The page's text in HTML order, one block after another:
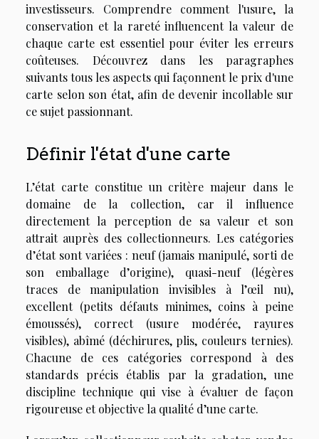
investisseurs. Comprendre comment l'usure, la
conservation et la rareté influencent la valeur de
chaque carte est essentiel pour éviter les erreurs
coûteuses. Découvrez dans les paragraphes
suivants tous les aspects qui façonnent le prix d'une
carte selon son état, afin de devenir incollable sur
ce sujet passionnant.
Définir l'état d'une carte
L’état carte constitue un critère majeur dans le
domaine de la collection, car il influence
directement la perception de sa valeur et son
attrait auprès des collectionneurs. Les catégories
d’état sont variées : neuf (jamais manipulé, sorti de
son emballage d’origine), quasi-neuf (légères
traces de manipulation invisibles à l’œil nu),
excellent (petits défauts minimes, coins à peine
émoussés), correct (usure modérée, rayures
visibles), abîmé (déchirures, plis, couleurs ternies).
Chacune de ces catégories correspond à des
standards précis établis par la gradation, une
discipline technique qui vise à évaluer de façon
rigoureuse et objective la qualité d’une carte.